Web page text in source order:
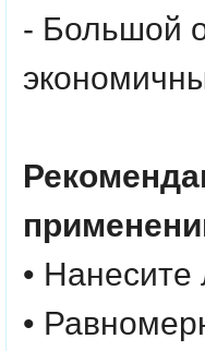
- Большой
• Нанесите
•